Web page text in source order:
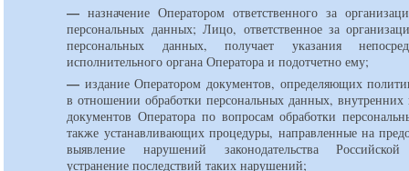
— назначение Оператором ответственного за
персональных данных; Лицо, ответственное за
персональных данных, получает указания
исполнительного органа Оператора и подотчетно ему;
— издание Оператором документов, определяющих
в отношении обработки персональных данных,
документов Оператора по вопросам обработки
также устанавливающих процедуры, направленные на
выявление нарушений законодательства
устранение последствий таких нарушений;